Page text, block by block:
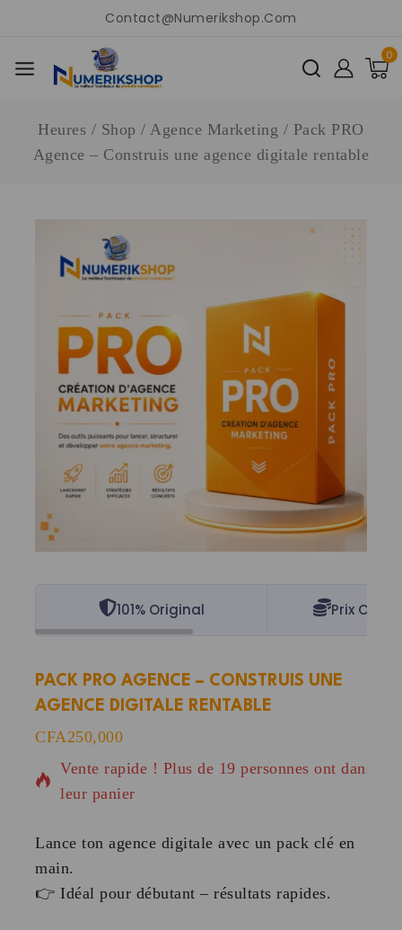
Contact@numerikshop.com
0
Heures / Shop / Agence Marketing / Pack PRO
Agence – Construis une agence digitale rentable
101% Original Prix
PACK PRO AGENCE – CONSTRUIS UNE
AGENCE DIGITALE RENTABLE
CFA250,000
6 produits vendus au cours de la dernière 1
Vente rapide ! Plus de 19 personnes ont dans
leur panier
Lance ton agence digitale avec un pack clé en
main.
👉 Idéal pour débutant – résultats rapides.